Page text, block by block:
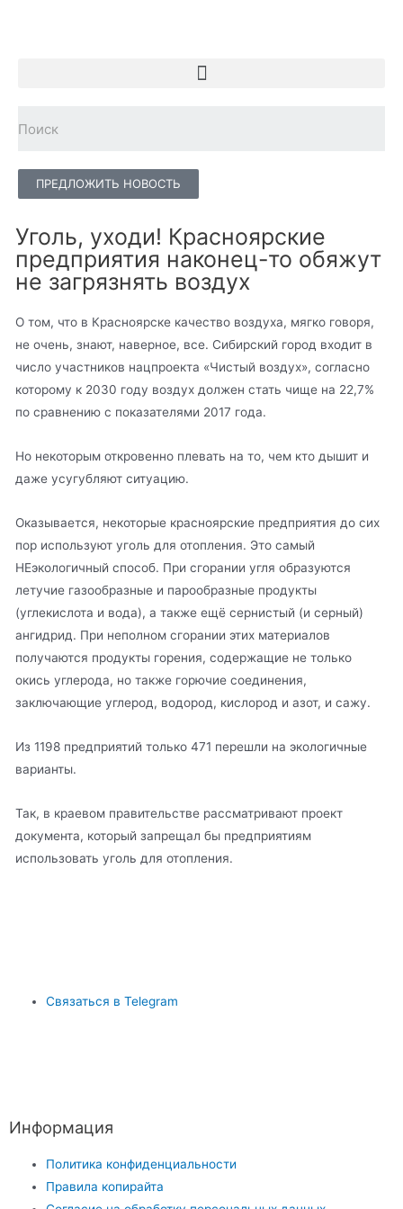
ПРЕДЛОЖИТЬ НОВОСТЬ
Уголь, уходи! Красноярские
предприятия наконец-то обяжут
не загрязнять воздух
О том, что в Красноярске качество воздуха, мягко говоря,
не очень, знают, наверное, все. Сибирский город входит в
число участников нацпроекта «Чистый воздух», согласно
которому к 2030 году воздух должен стать чище на 22,7%
по сравнению с показателями 2017 года.
Но некоторым откровенно плевать на то, чем кто дышит и
даже усугубляют ситуацию.
Оказывается, некоторые красноярские предприятия до сих
пор используют уголь для отопления. Это самый
НЕэкологичный способ. При сгорании угля образуются
летучие газообразные и парообразные продукты
(углекислота и вода), а также ещё сернистый (и серный)
ангидрид. При неполном сгорании этих материалов
получаются продукты горения, содержащие не только
окись углерода, но также горючие соединения,
заключающие углерод, водород, кислород и азот, и сажу.
Из 1198 предприятий только 471 перешли на экологичные
варианты.
Так, в краевом правительстве рассматривают проект
документа, который запрещал бы предприятиям
использовать уголь для отопления.
Связаться в Telegram
Информация
Политика конфиденциальности
Правила копирайта